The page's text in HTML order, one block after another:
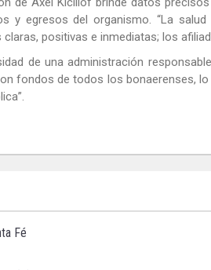
y egresos del organismo. “La
positivas e inmediatas; los
de una administración
fondos de todos los bonaerenses,
Fé